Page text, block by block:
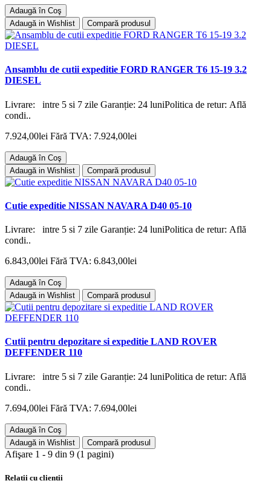
Adaugă în Coş
Adaugă in Wishlist
Compară produsul
Ansamblu de cutii expeditie FORD RANGER T6 15-19 3.2
DIESEL
Livrare: intre 5 si 7 zile Garanție: 24 luniPolitica de retur: Află
condi..
7.924,00lei Fără TVA: 7.924,00lei
Adaugă în Coş
Adaugă in Wishlist
Compară produsul
Cutie expeditie NISSAN NAVARA D40 05-10
Livrare: intre 5 si 7 zile Garanție: 24 luniPolitica de retur: Află
condi..
6.843,00lei Fără TVA: 6.843,00lei
Adaugă în Coş
Adaugă in Wishlist
Compară produsul
Cutii pentru depozitare si expeditie LAND ROVER
DEFFENDER 110
Livrare: intre 5 si 7 zile Garanție: 24 luniPolitica de retur: Află
condi..
7.694,00lei Fără TVA: 7.694,00lei
Adaugă în Coş
Adaugă in Wishlist
Compară produsul
Afişare 1 - 9 din 9 (1 pagini)
Relatii cu clientii